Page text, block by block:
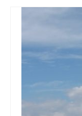
Políticas e Termos
Projetos